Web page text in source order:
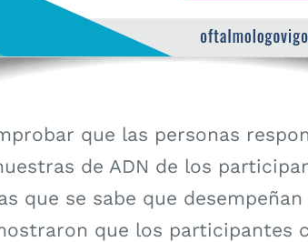
que las personas
de ADN de los
que se sabe que
que los participantes